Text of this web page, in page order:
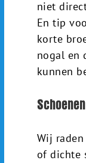
niet
En tip
korte
nogal en
kunnen
Schoenen
Wij
of dichte